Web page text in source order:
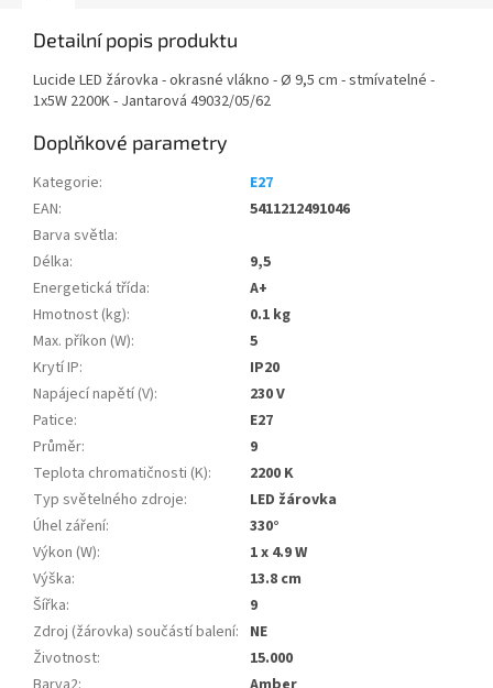
Detailní popis produktu
Lucide LED žárovka - okrasné vlákno - Ø 9,5 cm - stmívatelné -
1x5W 2200K - Jantarová 49032/05/62
Doplňkové parametry
Kategorie:
E27
EAN:
5411212491046
Barva světla:
Délka:
9,5
Energetická třída:
A+
Hmotnost (kg):
0.1 kg
Max. příkon (W):
5
Krytí IP:
IP20
Napájecí napětí (V):
230 V
Patice:
E27
Průměr:
9
Teplota chromatičnosti (K):
2200 K
Typ světelného zdroje:
LED žárovka
Úhel záření:
330°
Výkon (W):
1 x 4.9 W
Výška:
13.8 cm
Šířka:
9
Zdroj (žárovka) součástí balení: NE
Životnost:
15.000